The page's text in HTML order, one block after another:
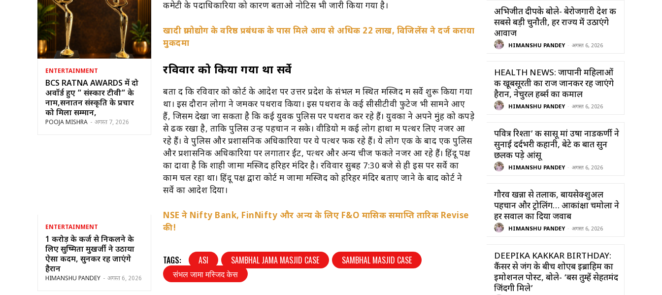
ENTERTAINMENT
BCS RATNA AWARDS में दो
अवॉर्ड हुए ” संस्कार टीवी” के
नाम,सनातन संस्कृति के प्रचार
को मिला सम्मान,
POOJA MISHRA - अगस्त 7, 2026
ENTERTAINMENT
1 करोड़ के कर्ज से निकलने के
लिए सुष्मिता मुखर्जी ने उठाया
ऐसा कदम, सुनकर रह जाएंगे
हैरान
HIMANSHU PANDEY - अगस्त 6, 2026
कमेटी के पदाधिकारियों को कारण बताओ नोटिस भी जारी किया गया है।
खादी ग्रामोद्योग के वरिष्ठ प्रबंधक के पास मिले आय से अधिक 22 लाख, विजिलेंस ने दर्ज कराया
मुकदमा
रविवार को किया गया था सर्वे
बता दें कि रविवार को कोर्ट के आदेश पर उत्तर प्रदेश के संभल में स्थित मस्जिद में सर्वे शुरू किया गया
था। इस दौरान लोगों ने जमकर पथराव किया। इस पथराव के कई सीसीटीवी फुटेज भी सामने आए
हैं, जिसमें देखा जा सकता है कि कई युवक पुलिस पर पथराव कर रहे हैं। युवकों ने अपने मुंह को कपड़े
से ढक रखा है, ताकि पुलिस उन्हें पहचान न सके। वीडियो में कई लोग हाथों में पत्थर लिए नजर आ
रहे हैं। वे पुलिस और प्रशासनिक अधिकारियों पर ये पत्थर फेंक रहे हैं। ये लोग एक के बाद एक पुलिस
और प्रशासनिक अधिकारियों पर लगातार ईंट, पत्थर और अन्य चीजें फेंकते नजर आ रहे हैं। हिंदू पक्ष
का दावा है कि शाही जामा मस्जिद हरिहर मंदिर है। रविवार सुबह 7:30 बजे से ही इस पर सर्वे का
काम चल रहा था। हिंदू पक्ष द्वारा कोर्ट में जामा मस्जिद को हरिहर मंदिर बताए जाने के बाद कोर्ट ने
सर्वे का आदेश दिया।
NSE ने Nifty Bank, FinNifty और अन्य के लिए F&O मासिक समाप्ति तारिक Revise
की!
TAGS: ASI SAMBHAL JAMA MASJID CASE
SAMBHAL MASJID CASE
संभल जामा मस्जिद केस
अभिजीत दीपके बोले- बेरोजगारी देश की
सबसे बड़ी चुनौती, हर राज्य में उठाएंगे
आवाज
HIMANSHU PANDEY - अगस्त 6, 2026
HEALTH NEWS: जापानी महिलाओं
की खूबसूरती का राज जानकर रह जाएंगे
हैरान, नेचुरल हर्ब्स का कमाल
HIMANSHU PANDEY - अगस्त 6, 2026
पवित्र रिश्ता’ की सासू मां उषा नाडकर्णी ने
सुनाई दर्दभरी कहानी, बेटे की बात सुन
छलक पड़े आंसू
HIMANSHU PANDEY - अगस्त 6, 2026
गौरव खन्ना से तलाक, बायसेक्शुअल
पहचान और ट्रोलिंग… आकांक्षा चमोला ने
हर सवाल का दिया जवाब
HIMANSHU PANDEY - अगस्त 6, 2026
DEEPIKA KAKKAR BIRTHDAY:
कैंसर से जंग के बीच शोएब इब्राहिम का
इमोशनल पोस्ट, बोले- ‘बस तुम्हें सेहतमंद
जिंदगी मिले’